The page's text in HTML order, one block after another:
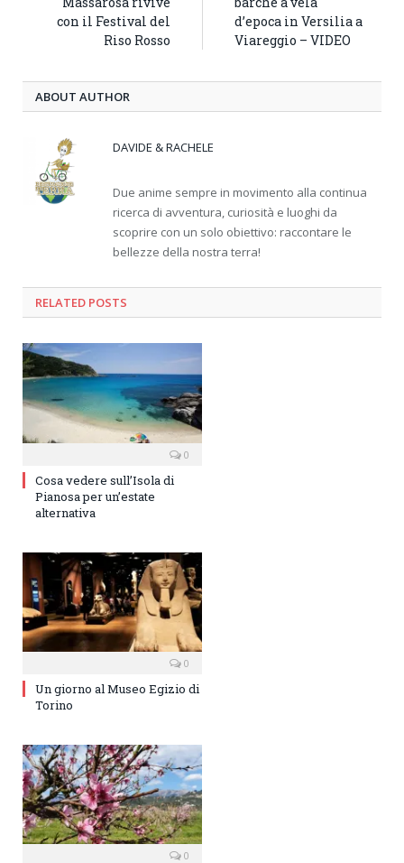
con il Festival del
Riso Rosso
d’epoca in Versilia a
Viareggio – VIDEO
ABOUT AUTHOR
DAVIDE & RACHELE
Due anime sempre in movimento alla continua
ricerca di avventura, curiosità e luoghi da
scoprire con un solo obiettivo: raccontare le
bellezze della nostra terra!
RELATED POSTS
0
Cosa vedere sull’Isola di
Pianosa per un’estate
alternativa
0
Un giorno al Museo Egizio di
Torino
0